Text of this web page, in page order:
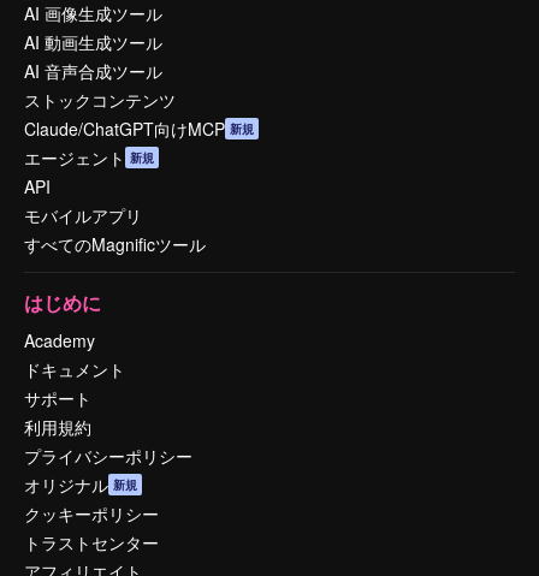
AI 画像生成ツール
AI 動画生成ツール
AI 音声合成ツール
ストックコンテンツ
Claude/ChatGPT向けMCP 新規
エージェント 新規
API
モバイルアプリ
すべてのMagnificツール
はじめに
Academy
ドキュメント
サポート
利用規約
プライバシーポリシー
オリジナル 新規
クッキーポリシー
トラストセンター
アフィリエイト